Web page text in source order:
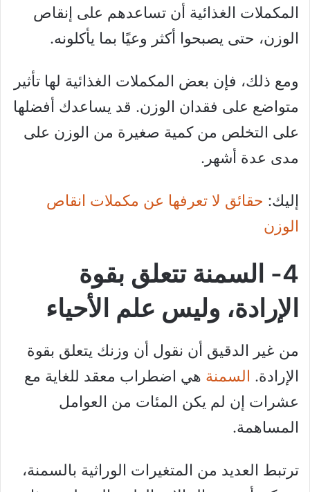
المكملات الغذائية أن تساعدهم على إنقاص
الوزن، حتى يصبحوا أكثر وعيًا بما يأكلونه.
ومع ذلك، فإن بعض المكملات الغذائية لها تأثير
متواضع على فقدان الوزن. قد يساعدك أفضلها
على التخلص من كمية صغيرة من الوزن على
مدى عدة أشهر.
إليك: حقائق لا تعرفها عن مكملات انقاص
الوزن
4- السمنة تتعلق بقوة
الإرادة، وليس علم الأحياء
من غير الدقيق أن نقول أن وزنك يتعلق بقوة
الإرادة. السمنة هي اضطراب معقد للغاية مع
عشرات إن لم يكن المئات من العوامل
المساهمة.
ترتبط العديد من المتغيرات الوراثية بالسمنة،